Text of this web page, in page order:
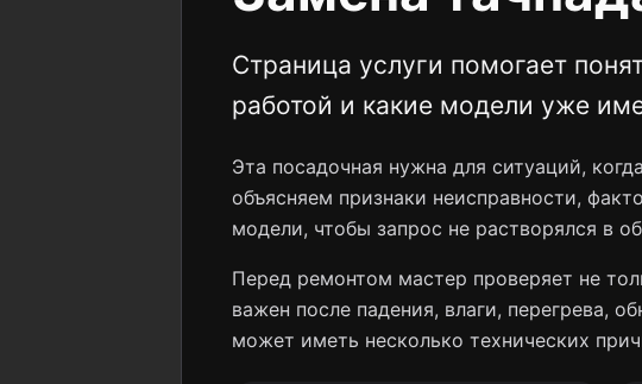
Страница услуги помогает
работой и какие модели уже
Эта посадочная нужна для ситуаций,
объясняем признаки неисправности,
модели, чтобы запрос не растворялся в
Перед ремонтом мастер проверяет не
важен после падения, влаги, перегрева,
может иметь несколько технических